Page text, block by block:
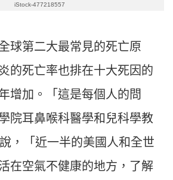
iStock-477218557
球第二大最常見的死亡原
的死亡率也排在十大死因的
增加。「這是每個人的問
院耳鼻喉科醫學和兒科學教
，「近一半的美國人和全世
在空氣不健康的地方，了解